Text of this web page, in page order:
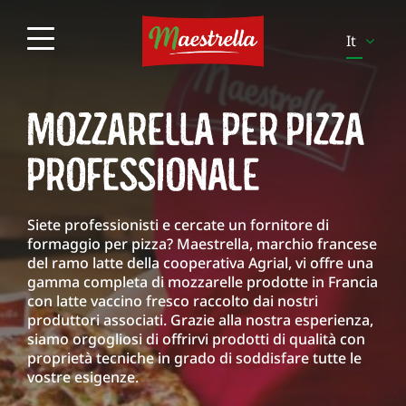
It
Es
Pt
Fi
Be-
Be-
Nl
MOZZARELLA PER PIZZA
PROFESSIONALE
Siete professionisti e cercate un fornitore di
formaggio per pizza? Maestrella, marchio francese
del ramo latte della cooperativa Agrial, vi offre una
gamma completa di mozzarelle prodotte in Francia
con latte vaccino fresco raccolto dai nostri
produttori associati. Grazie alla nostra esperienza,
siamo orgogliosi di offrirvi prodotti di qualità con
proprietà tecniche in grado di soddisfare tutte le
vostre esigenze.